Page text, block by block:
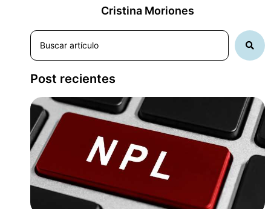
Cristina Moriones
Post recientes